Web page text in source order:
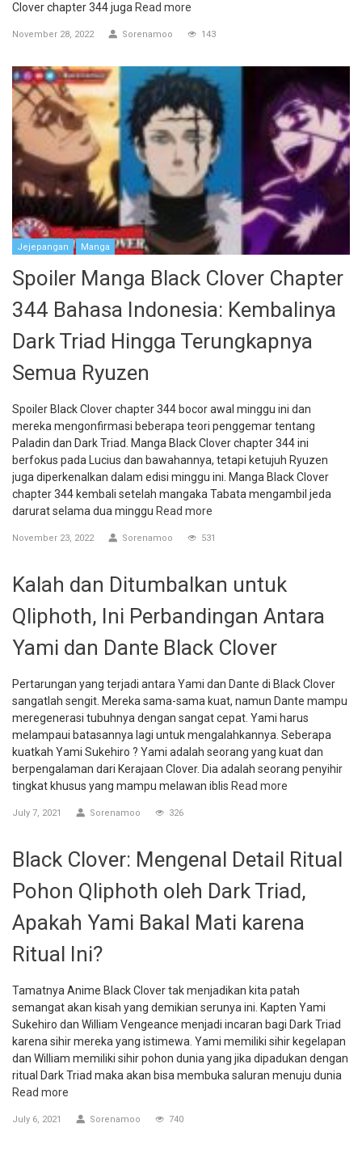
Clover chapter 344 juga Read more
November 28, 2022 Sorenamoo 143
Jejepangan Manga
Spoiler Manga Black Clover Chapter
344 Bahasa Indonesia: Kembalinya
Dark Triad Hingga Terungkapnya
Semua Ryuzen
Spoiler Black Clover chapter 344 bocor awal minggu ini dan
mereka mengonfirmasi beberapa teori penggemar tentang
Paladin dan Dark Triad. Manga Black Clover chapter 344 ini
berfokus pada Lucius dan bawahannya, tetapi ketujuh Ryuzen
juga diperkenalkan dalam edisi minggu ini. Manga Black Clover
chapter 344 kembali setelah mangaka Tabata mengambil jeda
darurat selama dua minggu Read more
November 23, 2022 Sorenamoo 531
Kalah dan Ditumbalkan untuk
Qliphoth, Ini Perbandingan Antara
Yami dan Dante Black Clover
Pertarungan yang terjadi antara Yami dan Dante di Black Clover
sangatlah sengit. Mereka sama-sama kuat, namun Dante mampu
meregenerasi tubuhnya dengan sangat cepat. Yami harus
melampaui batasannya lagi untuk mengalahkannya. Seberapa
kuatkah Yami Sukehiro ? Yami adalah seorang yang kuat dan
berpengalaman dari Kerajaan Clover. Dia adalah seorang penyihir
tingkat khusus yang mampu melawan iblis Read more
July 7, 2021 Sorenamoo 326
Black Clover: Mengenal Detail Ritual
Pohon Qliphoth oleh Dark Triad,
Apakah Yami Bakal Mati karena
Ritual Ini?
Tamatnya Anime Black Clover tak menjadikan kita patah
semangat akan kisah yang demikian serunya ini. Kapten Yami
Sukehiro dan William Vengeance menjadi incaran bagi Dark Triad
karena sihir mereka yang istimewa. Yami memiliki sihir kegelapan
dan William memiliki sihir pohon dunia yang jika dipadukan dengan
ritual Dark Triad maka akan bisa membuka saluran menuju dunia
Read more
July 6, 2021 Sorenamoo 740